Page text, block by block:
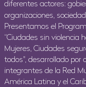
diferentes actores:
organizaciones,
Presentamos el
“Ciudades sin violencia
Mujeres, Ciudades
todos", desarrollado por
integrantes de la Red
América Latina y el